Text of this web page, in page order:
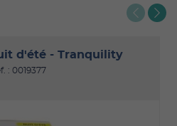
d'été - Tranquility
: 0019377